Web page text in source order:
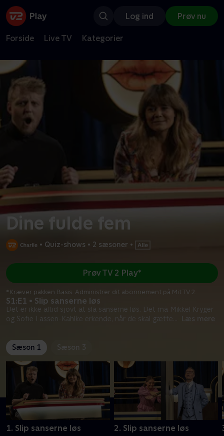
Log ind Prøv nu
Forside Live TV Kategorier
Dine fulde fem
• Quiz-shows • 2 sæsoner •
S1:E1 • Slip sanserne løs
Det er ikke altid sjovt at slå sanserne løs. Det må Mikkel Kryger
og Sofie Lassen-Kahlke erkende, når de skal gætte
Læs mere
Prøv TV 2 Play*
*Kræver pakken Basis. Administrer dit abonnement på Mit TV 2.
Sæson 1 Sæson 3
1. Slip sanserne løs 2. Slip sanserne løs